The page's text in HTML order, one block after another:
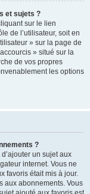
et sujets ?
sur le lien
de l’utilisateur, soit en
» sur la page de
» situé sur la
de vos propres
les options
?
un sujet aux
internet. Vous ne
favoris était mis à jour.
aux abonnements. Vous